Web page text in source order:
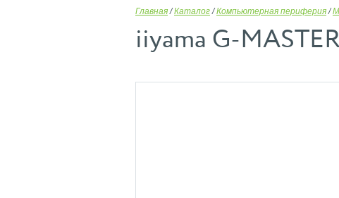
Главная /Каталог /Компьютерная периферия /
iiyama G-